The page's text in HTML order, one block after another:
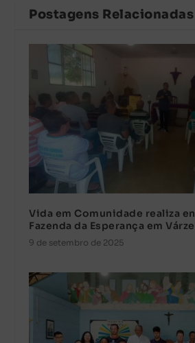
Postagens Relacionadas
Vida em Comunidade realiza
Fazenda da Esperança em
9 de setembro de 2025